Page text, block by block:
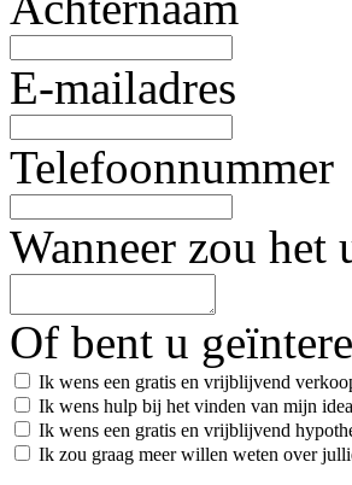
E-mailadres
Telefoonnummer
Wanneer zou het
Of bent u
Ik wens een gratis en vrijblijvend
Ik wens hulp bij het vinden van mijn
Ik wens een gratis en vrijblijvend
Ik zou graag meer willen weten over